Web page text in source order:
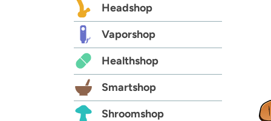
Headshop
Vaporshop
Healthshop
Smartshop
Shroomshop